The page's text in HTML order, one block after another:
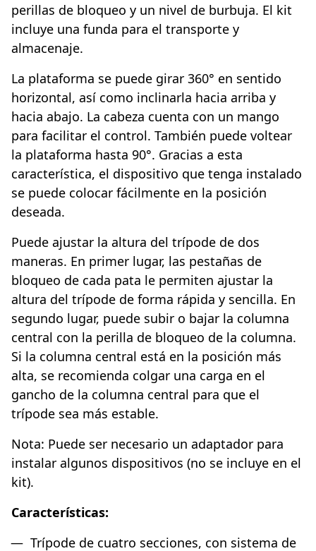
perillas de bloqueo y un nivel de burbuja. El kit
incluye una funda para el transporte y
almacenaje.
La plataforma se puede girar 360° en sentido
horizontal, así como inclinarla hacia arriba y
hacia abajo. La cabeza cuenta con un mango
para facilitar el control. También puede voltear
la plataforma hasta 90°. Gracias a esta
característica, el dispositivo que tenga instalado
se puede colocar fácilmente en la posición
deseada.
Puede ajustar la altura del trípode de dos
maneras. En primer lugar, las pestañas de
bloqueo de cada pata le permiten ajustar la
altura del trípode de forma rápida y sencilla. En
segundo lugar, puede subir o bajar la columna
central con la perilla de bloqueo de la columna.
Si la columna central está en la posición más
alta, se recomienda colgar una carga en el
gancho de la columna central para que el
trípode sea más estable.
Nota: Puede ser necesario un adaptador para
instalar algunos dispositivos (no se incluye en el
kit).
Características:
Trípode de cuatro secciones, con sistema de